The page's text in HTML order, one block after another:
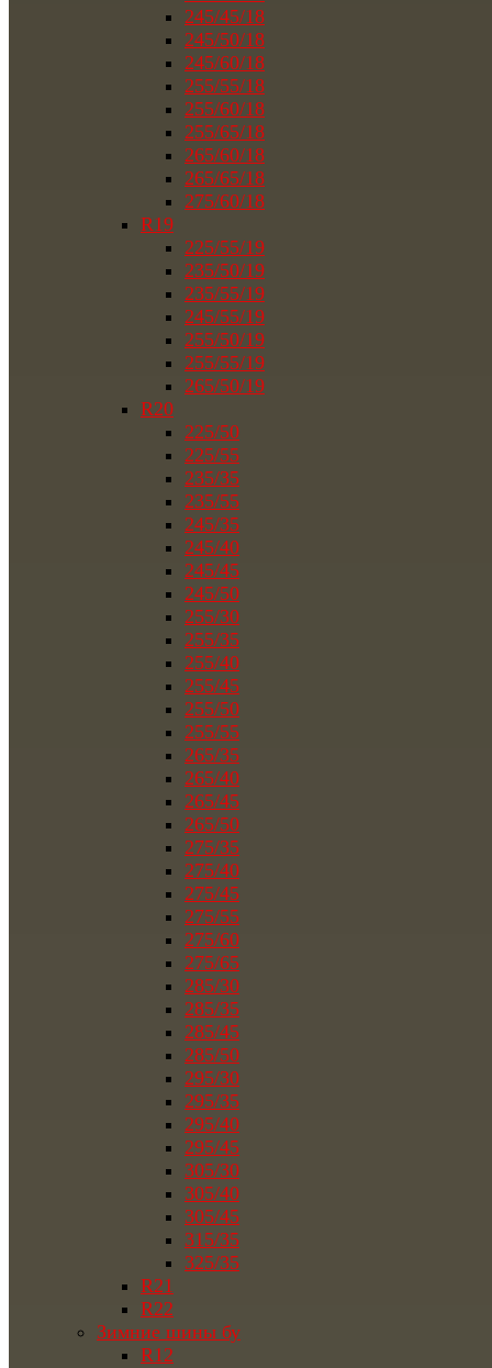
245/45/18
245/50/18
245/60/18
255/55/18
255/60/18
255/65/18
265/60/18
265/65/18
275/60/18
R19
225/55/19
235/50/19
235/55/19
245/55/19
255/50/19
255/55/19
265/50/19
R20
225/50
225/55
235/35
235/55
245/35
245/40
245/45
245/50
255/30
255/35
255/40
255/45
255/50
255/55
265/35
265/40
265/45
265/50
275/35
275/40
275/45
275/55
275/60
275/65
285/30
285/35
285/45
285/50
295/30
295/35
295/40
295/45
305/30
305/40
305/45
315/35
325/35
R21
R22
Зимние шины бу
R12